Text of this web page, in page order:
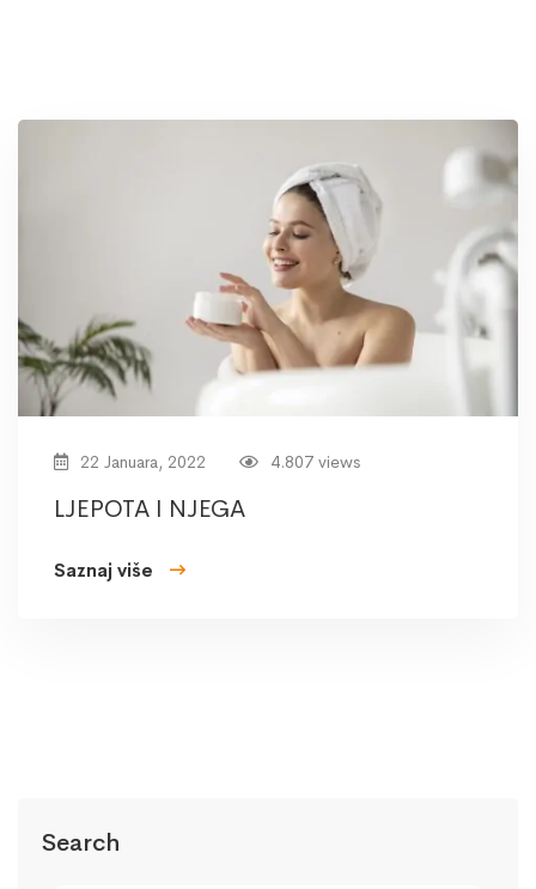
22 Januara, 2022 4.807 views
LJEPOTA I NJEGA
Saznaj više
Search